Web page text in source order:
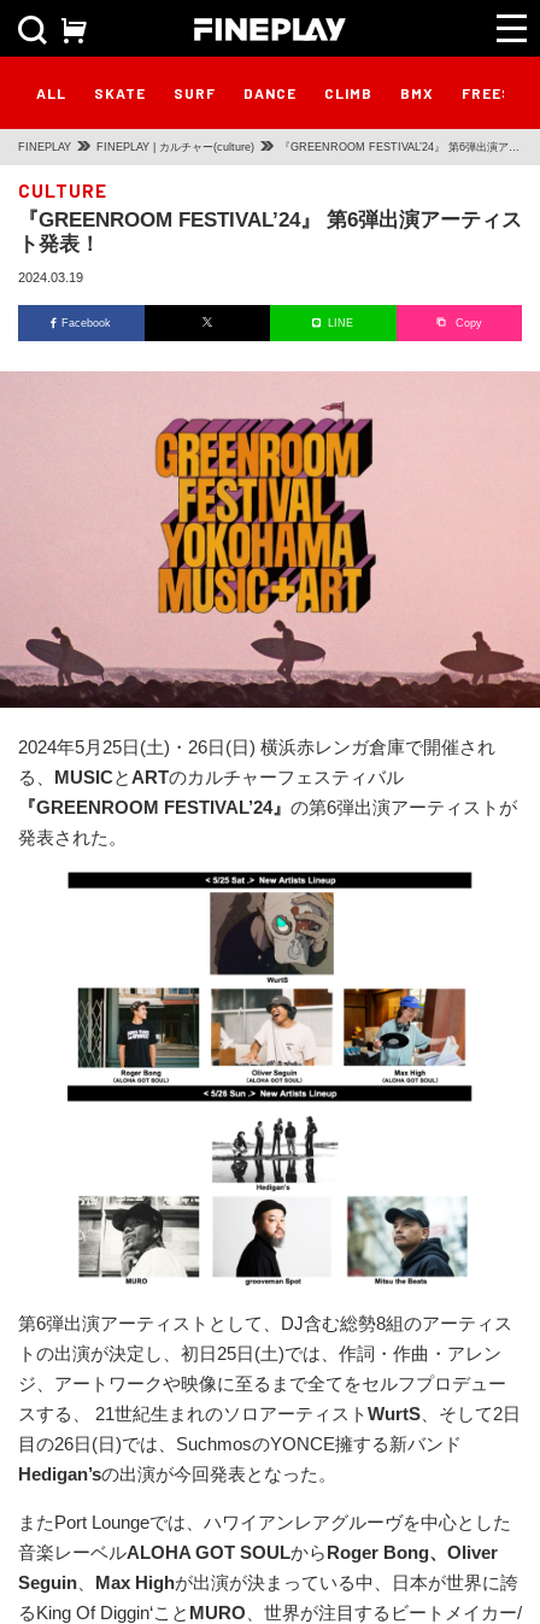
ALL SKATE SURF DANCE CLIMB BMX
FINEPLAY FINEPLAY | カルチャー(culture) 『GREENROOM FESTIVAL’24』 第6弾出演アー
CULTURE
『GREENROOM FESTIVAL’24』 第6弾出演アーティス
ト発表！
2024.03.19
Facebook LINE Copy
2024年5月25日(土)・26日(日) 横浜赤レンガ倉庫で開催され
る、 MUSICとARTのカルチャーフェスティバル
『GREENROOM FESTIVAL’24』 の第6弾出演アーティストが
発表された。
第6弾出演アーティストとして、DJ含む総勢8組のアーティス
トの出演が決定し、初日25日(土)では、作詞・作曲・アレン
ジ、アートワークや映像に至るまで全てをセルフプロデュー
スする、 21世紀生まれのソロアーティストWurtS 、そして2日
目の26日(日)では、SuchmosのYONCE擁する新バンド
Hedigan’sの出演が今回発表となった。
またPort Loungeでは、ハワイアンレアグルーヴを中心とした
音楽レーベルALOHA GOT SOULからRoger Bong、Oliver
Seguin
Max Highが出演が決まっている中、日本が世界に誇
るKing Of Diggin‘こと MURO 、世界が注目するビートメイカー/